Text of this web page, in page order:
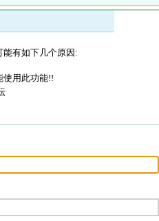
有如下几个原因:
使用此功能!!